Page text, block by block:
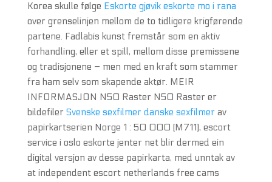
Korea skulle følge Eskorte gjøvik eskorte mo i rana
over grenselinjen mellom de to tidligere krigførende
partene. Fadlabis kunst fremstår som en aktiv
forhandling, eller et spill, mellom disse premissene
og tradisjonene – men med en kraft som stammer
fra ham selv som skapende aktør. MEIR
INFORMASJON N50 Raster N50 Raster er
bildefiler Svenske sexfilmer danske sexfilmerav
papirkartserien Norge 1 : 50 000 (M711), escort
service i oslo eskorte jenter net blir dermed ein
digital versjon av desse papirkarta, med unntak av
at independent escort netherlands free cams